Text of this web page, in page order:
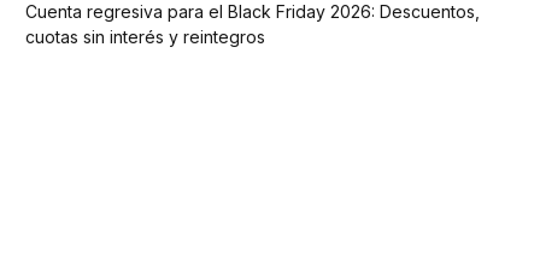
Cuenta regresiva para el Black Friday 2026: Descuentos,
cuotas sin interés y reintegros